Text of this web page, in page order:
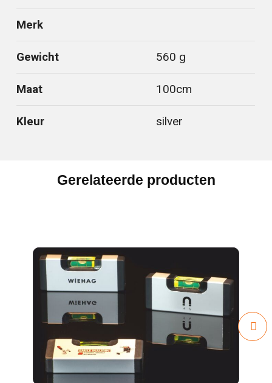
Merk
Gewicht 560 g
Maat 100cm
Kleur silver
Gerelateerde producten